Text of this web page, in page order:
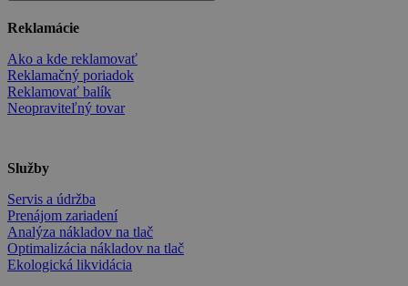
Reklamácie
Ako a kde reklamovať
Reklamačný poriadok
Reklamovať balík
Neopraviteľný tovar
Služby
Servis a údržba
Prenájom zariadení
Analýza nákladov na tlač
Optimalizácia nákladov na tlač
Ekologická likvidácia